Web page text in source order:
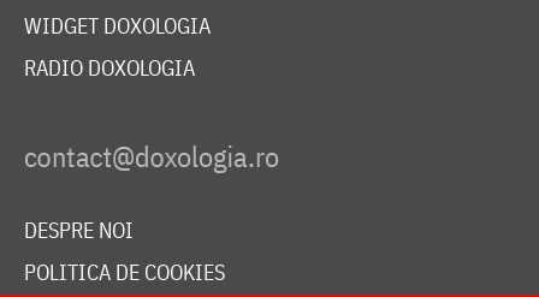
WIDGET DOXOLOGIA
RADIO DOXOLOGIA
DESPRE NOI
POLITICA DE COOKIES